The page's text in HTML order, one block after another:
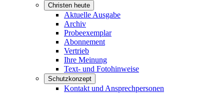
Christen heute
Aktuelle Ausgabe
Archiv
Probeexemplar
Abonnement
Vertrieb
Ihre Meinung
Text- und Fotohinweise
Schutzkonzept
Kontakt und Ansprechpersonen